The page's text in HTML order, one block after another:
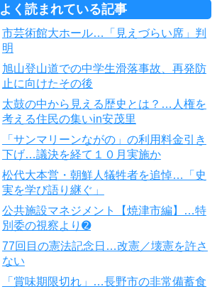
よく読まれている記事
市芸術館大ホール…「見えづらい席」判
明
旭山登山道での中学生滑落事故、再発防
止に向けたその後
太鼓の中から見える歴史とは？…人権を
考える住民の集いin安茂里
「サンマリーンながの」の利用料金引き
下げ…議決を経て１０月実施か
松代大本営・朝鮮人犠牲者を追悼…「史
実を学び語り継ぐ」
公共施設マネジメント【焼津市編】…特
別委の視察より➋
77回目の憲法記念日…改憲／壊憲を許さ
ない
「賞味期限切れ」…長野市の非常備蓄食